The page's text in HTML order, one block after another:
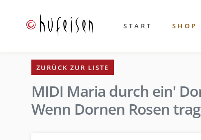
START SHOP
ZURÜCK ZUR LISTE
MIDI Maria durch ein'
Wenn Dornen Rosen